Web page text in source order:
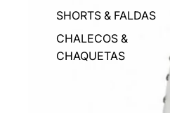
SHORTS & FALDAS
CHALECOS &
CHAQUETAS